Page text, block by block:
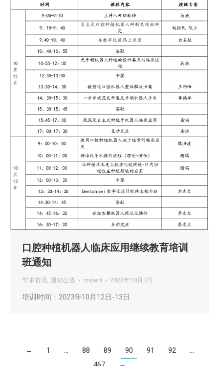
口腔种植机器人临床应用继续教育培训
班通知
学术资讯, 通知公告 cndent 2023年10月7日
培训时间：2023年10月12日-13日
← 1 … 88 89 90 91 92
…